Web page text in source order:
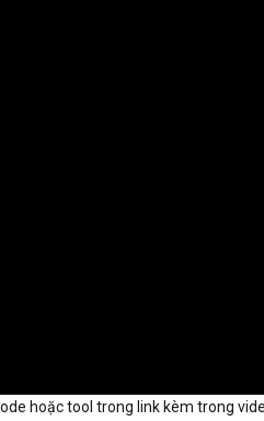
hoặc tool trong link kèm trong